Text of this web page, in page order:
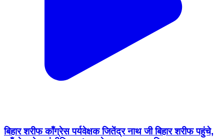
बिहार शरीफ कॉंग्रेस पर्यवेक्षक जितेंद्र नाथ जी बिहार शरीफ पहुंचे,